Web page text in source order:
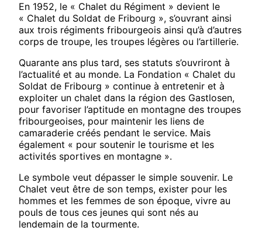
En 1952, le « Chalet du Régiment » devient le
« Chalet du Soldat de Fribourg », s’ouvrant ainsi
aux trois régiments fribourgeois ainsi qu’à d’autres
corps de troupe, les troupes légères ou l’artillerie.
Quarante ans plus tard, ses statuts s’ouvriront à
l’actualité et au monde. La Fondation « Chalet du
Soldat de Fribourg » continue à entretenir et à
exploiter un chalet dans la région des Gastlosen,
pour favoriser l’aptitude en montagne des troupes
fribourgeoises, pour maintenir les liens de
camaraderie créés pendant le service. Mais
également « pour soutenir le tourisme et les
activités sportives en montagne ».
Le symbole veut dépasser le simple souvenir. Le
Chalet veut être de son temps, exister pour les
hommes et les femmes de son époque, vivre au
pouls de tous ces jeunes qui sont nés au
lendemain de la tourmente.